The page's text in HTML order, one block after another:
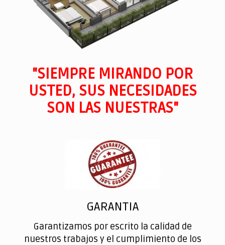
"SIEMPRE MIRANDO POR
USTED, SUS NECESIDADES
SON LAS NUESTRAS"
GARANTIA
Garantizamos por escrito la calidad de
nuestros trabajos y el cumplimiento de los